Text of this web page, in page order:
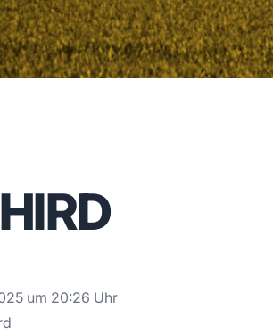
um 20:26 Uhr